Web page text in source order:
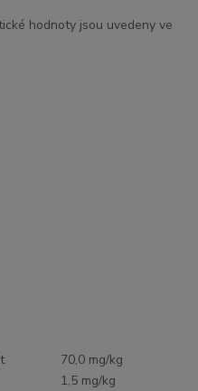
hodnoty jsou uvedeny ve
70,0 mg/kg
1,5 mg/kg